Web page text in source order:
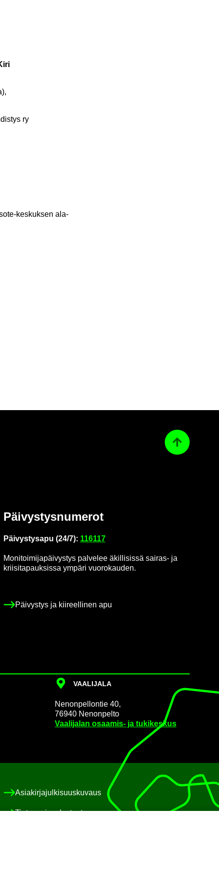
ry
​keskuksen ala-​
Ta­kai­sin ylös
Päi­vys­tys­nu­me­rot
Päi­vys­tys­a­pu (24/7): 116117
Mo­ni­toi­mi­ja­päi­vys­tys pal­ve­lee äkil­li­sis­sä sairas-​ ja
krii­si­ta­pauk­sis­sa ym­pä­ri vuo­ro­kau­den.
Päi­vys­tys ja kii­reel­li­nen apu
VAA­LI­JA­LA
Ne­non­pel­lon­tie 40,
76940 Ne­non­pel­to
Vaa­li­ja­lan osaamis-​ ja tu­ki­kes­kus
Asia­kir­ja­jul­ki­suus­ku­vaus
Tie­to­suo­ja­se­los­teet